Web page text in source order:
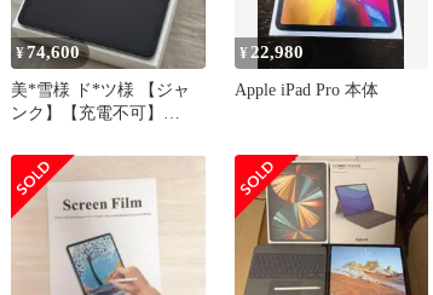
¥74,600
美*雪様 ド*ツ様 【ジャ
ンク】【充電不可】
¥ 22,980
Apple iPad Pro 本体